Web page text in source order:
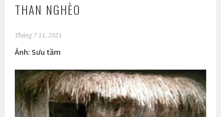
THAN NGHÈO
Tháng 7 11, 2021
Ảnh: Sưu tầm